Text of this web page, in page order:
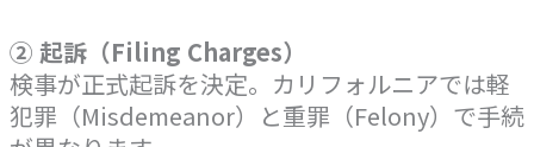
② 起訴（Filing Charges）
検事が正式起訴を決定。カリフォルニアでは軽
犯罪（Misdemeanor）と重罪（Felony）で手続